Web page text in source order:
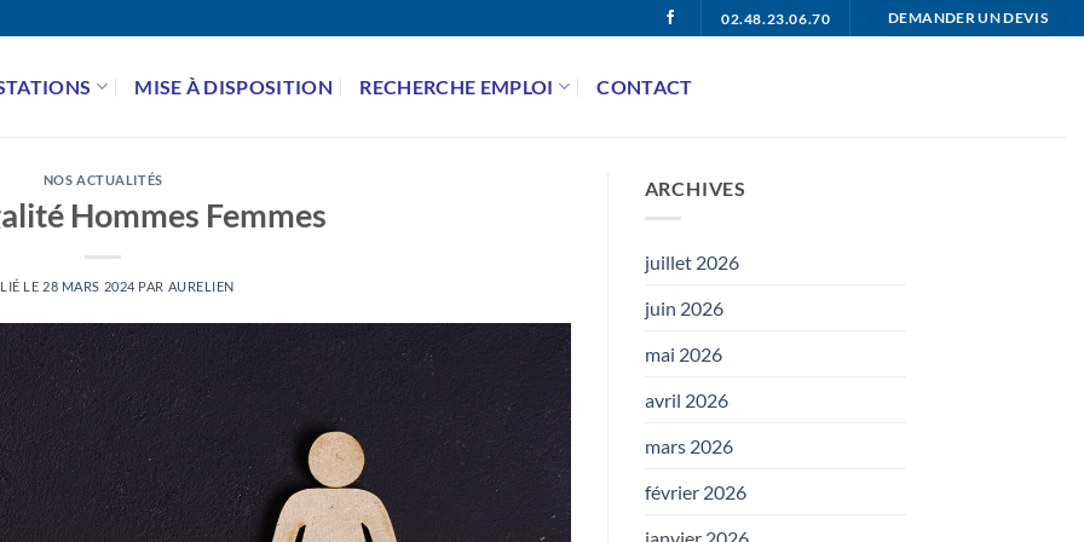
02.48.23.06.70 DEMANDER UN DEVIS
MISE À DISPOSITION RECHERCHE EMPLOI CONTACT
NOS ACTUALITÉS
Hommes Femmes
LE 28 MARS 2024 PAR AURELIEN
ARCHIVES
juillet 2026
juin 2026
mai 2026
avril 2026
mars 2026
février 2026
janvier 2026